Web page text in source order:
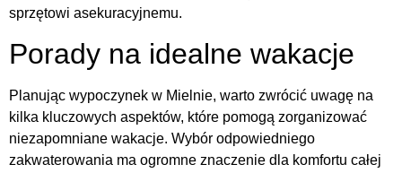
sprzętowi asekuracyjnemu.
Porady na idealne wakacje
Planując wypoczynek w Mielnie, warto zwrócić uwagę na
kilka kluczowych aspektów, które pomogą zorganizować
niezapomniane wakacje. Wybór odpowiedniego
zakwaterowania ma ogromne znaczenie dla komfortu całej